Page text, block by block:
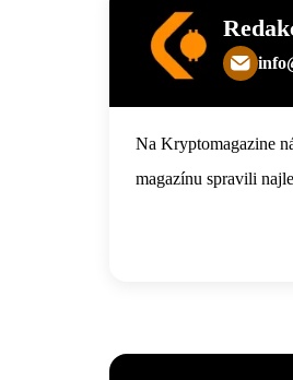
Na Kryptomagazine
magazínu spravili